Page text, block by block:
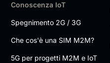
Conoscenza IoT
Spegnimento 2G / 3G
Che cos'è una SIM M2M?
5G per progetti M2M e IoT